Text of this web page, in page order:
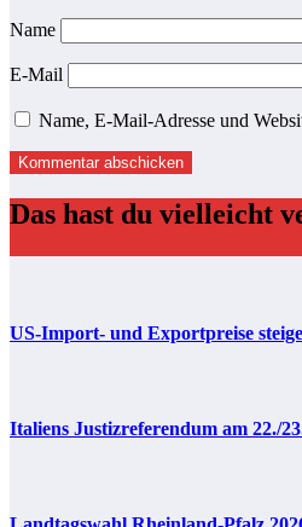
Name
E-Mail
Name, E-Mail-Adresse und
Das hast du vielleicht
US-Import- und Exportpreise
Italiens Justizreferendum am 22./